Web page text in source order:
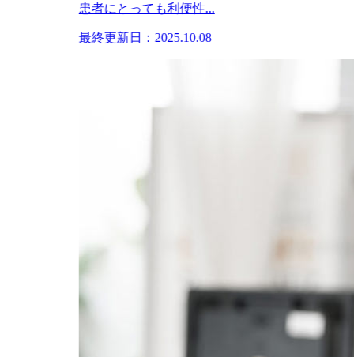
患者にとっても利便性...
最終更新日：2025.10.08